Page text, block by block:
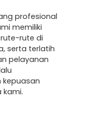
profesional
memiliki
rute di
serta terlatih
pelayanan